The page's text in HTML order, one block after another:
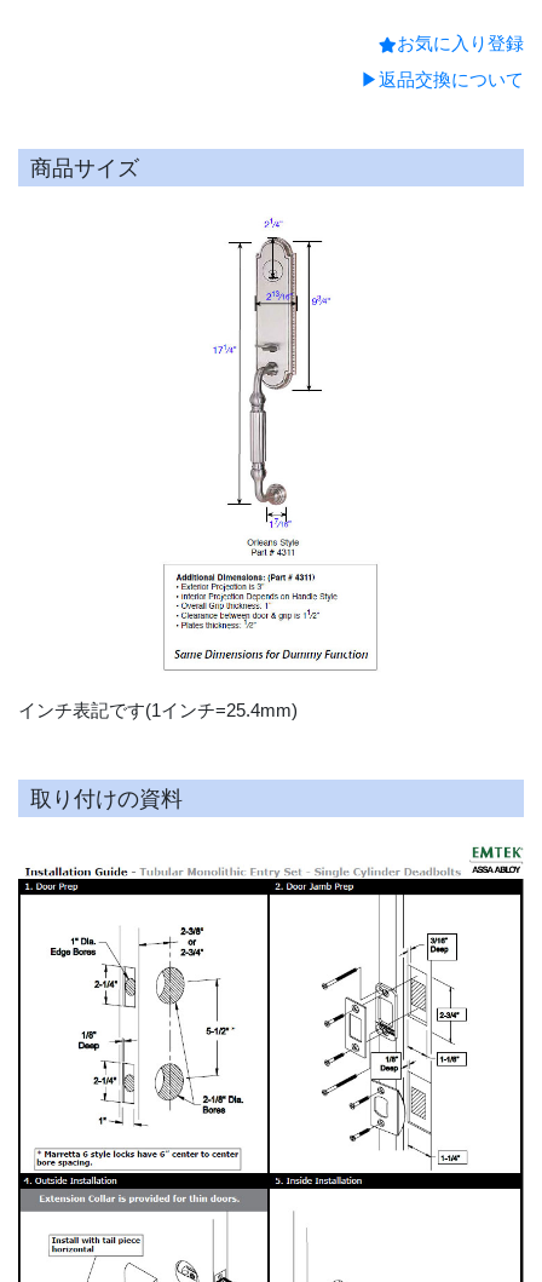
受注後手配(3～4週間後の出
お気に入り登録
▶返品交換について
商品サイズ
インチ表記です(1インチ=25.4mm)
取り付けの資料